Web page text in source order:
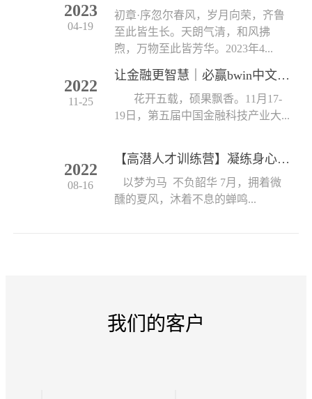
2023
04-19
初章·序忽尔春风，岁月向荣，齐鲁
至此皆生长。天朗气清，和风拂
煦，万物至此皆芳华。2023年4...
2022
11-25
让金融更智慧｜必赢bwin中文网2022（苏州）金博首亮相
花开五载，硕果飘香。11月17-
19日，第五届中国金融科技产业大...
2022
08-16
【高潜人才训练营】凝练身心 创见未来
以梦为马 不负韶华 7月，拥着微
醺的夏风，沐着不息的蝉鸣...
我们的客户